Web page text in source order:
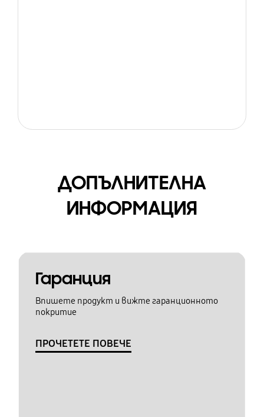
ДОПЪЛНИТЕЛНА
ИНФОРМАЦИЯ
Гаранция
Впишете продукт и вижте гаранционното
покритие
ПРОЧЕТЕТЕ ПОВЕЧЕ